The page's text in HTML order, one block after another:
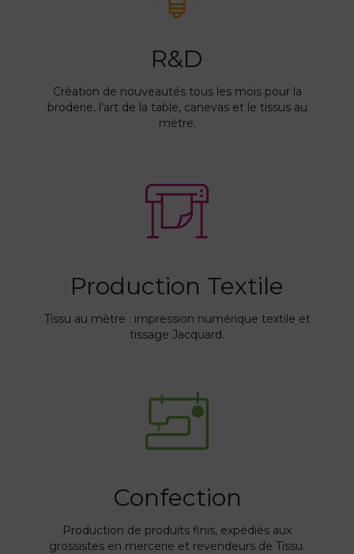
R&D
Création de nouveautés tous les mois pour la
broderie, l'art de la table, canevas et le tissus au
mètre.
Production Textile
Tissu au mètre : impression numérique textile et
tissage Jacquard.
Confection
Production de produits finis, expédiés aux
grossistes en mercerie et revendeurs de Tissu.